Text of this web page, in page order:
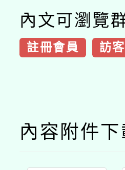
內文可瀏覽
註冊會員 訪客
內容附件下